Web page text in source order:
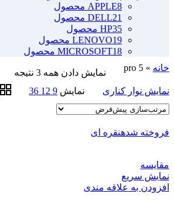
APPLE8 محصول
DELL21 محصول
HP35 محصول
LENOVO19 محصول
MICROSOFT18 محصول
خانه »
pro 5
نمایش دادن همه 3 نتیجه
نمایش نوار کناری
نمایش 9
12
36
فروخته شدهنقره ای
مقايسه
نمایش سریع
افزودن به علاقه مندی